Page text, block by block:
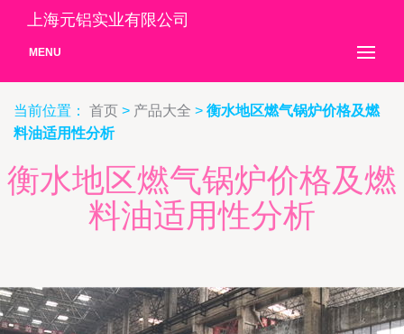
上海元铝实业有限公司
MENU
当前位置： 首页 > 产品大全 > 衡水地区燃气锅炉价格及燃
料油适用性分析
衡水地区燃气锅炉价格及燃
料油适用性分析